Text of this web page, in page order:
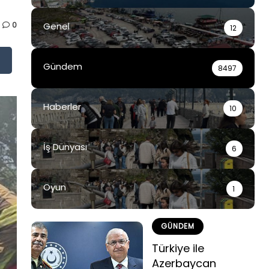
0 Genel 12
Gündem 8497
Haberler 10
İş Dünyası 6
Oyun 1
GÜNDEM
Türkiye ile
Azerbaycan